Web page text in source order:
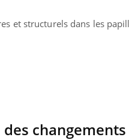
et structurels dans les